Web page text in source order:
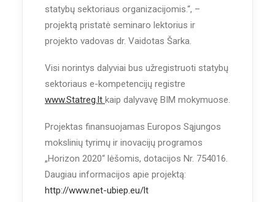
statybų sektoriaus organizacijomis.“, –
projektą pristatė seminaro lektorius ir
projekto vadovas dr. Vaidotas Šarka.
Visi norintys dalyviai bus užregistruoti statybų
sektoriaus e-kompetencijų registre
www.Statreg.lt kaip dalyvavę BIM mokymuose.
Projektas finansuojamas Europos Sąjungos
mokslinių tyrimų ir inovacijų programos
„Horizon 2020“ lėšomis, dotacijos Nr. 754016.
Daugiau informacijos apie projektą:
http://www.net-ubiep.eu/lt